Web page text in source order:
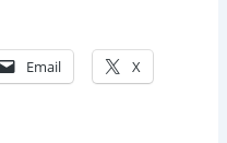
Email X